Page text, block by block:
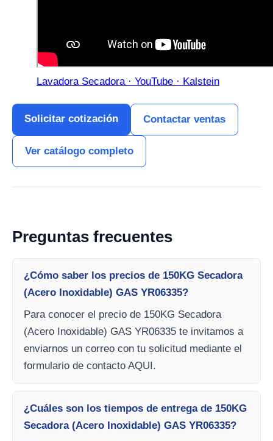
Lavadora Secadora · YouTube · Kalstein
Solicitar cotización Contactar ventas
Ver catálogo completo
Preguntas frecuentes
¿Cómo saber los precios de 150KG Secadora
(Acero Inoxidable) GAS YR06335?
Para conocer el precio de 150KG Secadora
(Acero Inoxidable) GAS YR06335 te invitamos a
enviarnos un correo con tu solicitud mediante el
formulario de contacto AQUI.
¿Cuáles son los tiempos de entrega de 150KG
Secadora (Acero Inoxidable) GAS YR06335?